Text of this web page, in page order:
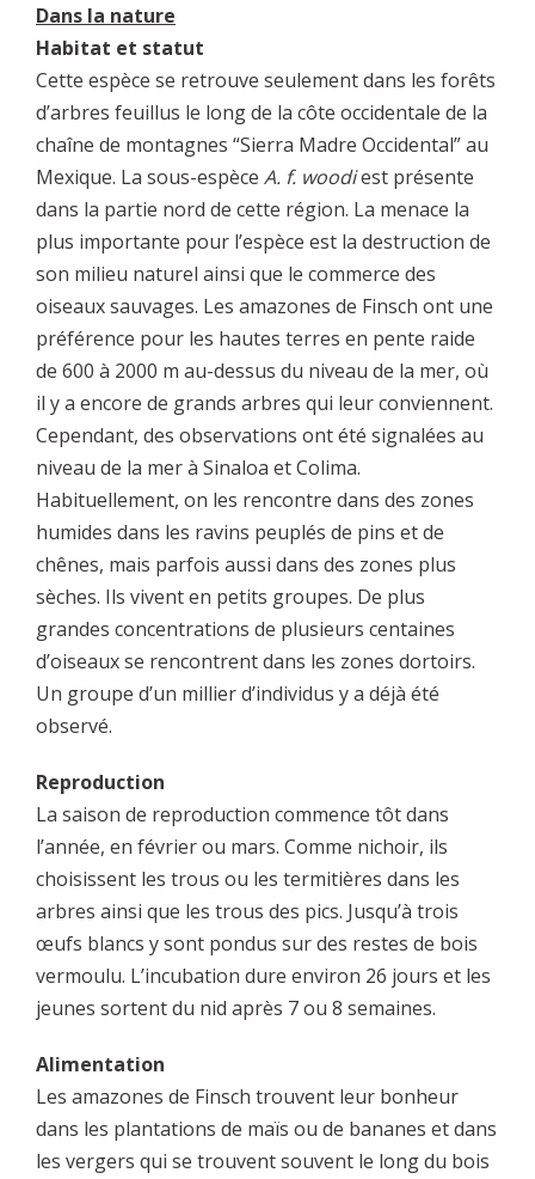
Dans la nature
Habitat et statut
Cette espèce se retrouve seulement dans les forêts
d’arbres feuillus le long de la côte occidentale de la
chaîne de montagnes “Sierra Madre Occidental” au
Mexique. La sous-espèce A. f. woodiest présente
dans la partie nord de cette région. La menace la
plus importante pour l’espèce est la destruction de
son milieu naturel ainsi que le commerce des
oiseaux sauvages. Les amazones de Finsch ont une
préférence pour les hautes terres en pente raide
de 600 à 2000 m au-dessus du niveau de la mer, où
il y a encore de grands arbres qui leur conviennent.
Cependant, des observations ont été signalées au
niveau de la mer à Sinaloa et Colima.
Habituellement, on les rencontre dans des zones
humides dans les ravins peuplés de pins et de
chênes, mais parfois aussi dans des zones plus
sèches. Ils vivent en petits groupes. De plus
grandes concentrations de plusieurs centaines
d’oiseaux se rencontrent dans les zones dortoirs.
Un groupe d’un millier d’individus y a déjà été
observé.
Reproduction
La saison de reproduction commence tôt dans
l’année, en février ou mars. Comme nichoir, ils
choisissent les trous ou les termitières dans les
arbres ainsi que les trous des pics. Jusqu’à trois
œufs blancs y sont pondus sur des restes de bois
vermoulu. L’incubation dure environ 26 jours et les
jeunes sortent du nid après 7 ou 8 semaines.
Alimentation
Les amazones de Finsch trouvent leur bonheur
dans les plantations de maïs ou de bananes et dans
les vergers qui se trouvent souvent le long du bois